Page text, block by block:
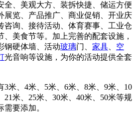
全、美观大方、装拆快捷、储运方便
展览、产品推广、商业促销、开业庆
咨询、接待活动、体育赛事、工业仓
美食节等。加上完善的配套设施，
钢硬体墙、活动玻璃门、 家具
空
光音响等设施，为你的活动提供全套
米、4米、5米、6米、8米、9米、10
21米、25米、30米、40米、50米等规
要添加。